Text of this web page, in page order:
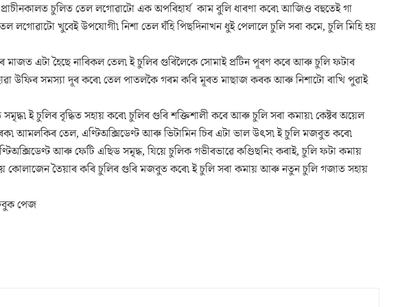
চুলিত তেল লগোৱাটো এক অপৰিহাৰ্য কাম বুলি ধাৰণা কৰে৷ আজিও বহুতেই গা
লগোৱাটো খুবেই উপযোগী৷ নিশা তেল ঘঁহি পিছদিনাখন ধুই পেলালে চুলি সৰা কমে, চুলি মিহি হয়
এটা হৈছে নাৰিকল তেল৷ ই চুলিৰ গুৰিলৈকে সোমাই প্ৰটিন পূৰণ কৰে আৰু চুলি ফটাৰ
উফিৰ সমস্যা দূৰ কৰে৷ তেল পাতলকৈ গৰম কৰি মূৰত মাছাজ কৰক আৰু নিশাটো ৰাখি পুৱাই
ই চুলিৰ বৃদ্ধিত সহায় কৰে৷ চুলিৰ গুৰি শক্তিশালী কৰে আৰু চুলি সৰা কমায়৷ কেষ্টৰ অয়েল
আমলকিৰ তেল, এণ্টিঅক্সিডেণ্ট আৰু ভিটামিন চিৰ এটা ভাল উৎস৷ ই চুলি মজবুত কৰে৷
আৰু ফেটি এছিড সমৃদ্ধ, যিয়ে চুলিক গভীৰভাৱে কণ্ডিছনিং কৰাই, চুলি ফটা কমায়
কোলাজেন তৈয়াৰ কৰি চুলিৰ গুৰি মজবুত কৰে৷ ই চুলি সৰা কমায় আৰু নতুন চুলি গজাত সহায়
পেজ